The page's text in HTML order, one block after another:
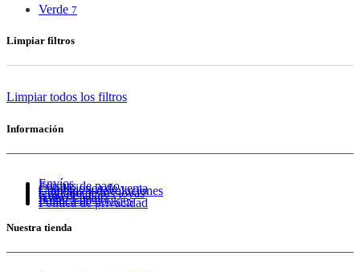
Verde 7
Limpiar filtros
Limpiar todos los filtros
Información
Envíos
Formas de pago
Condiciones de venta
Cambios y devoluciones
Cuidado de tus joyas
Guía de tallas
Aviso Legal
Política de cookies
Política de privacidad
Nuestra tienda